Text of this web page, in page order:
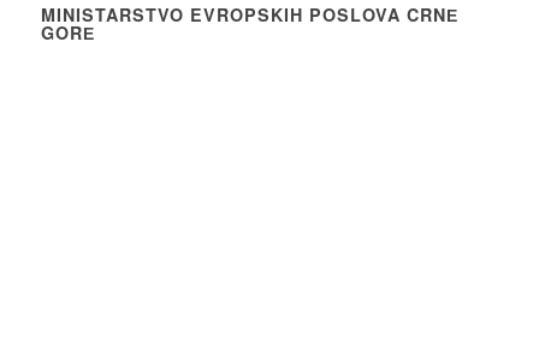
MINISTARSTVO EVROPSKIH POSLOVA CRNЕ
GORЕ